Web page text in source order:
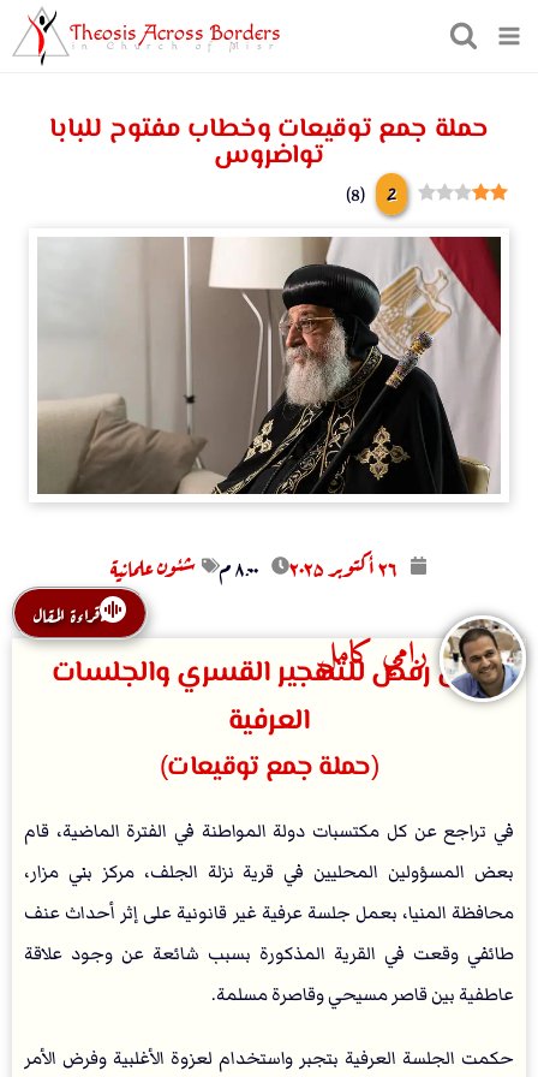
Theosis Across Borders
in Church of Misr
حملة جمع توقيعات وخطاب مفتوح للبابا
تواضروس
2
(
8
)
۲٦ أكتوبر ۲۰۲۵ ۸:۰۰ م شئون علمانية
قراءة المقال
رامي كامل
بيان رفض للتهجير القسري والجلسات
العرفية
(حملة جمع توقيعات)
في تراجع عن كل مكتسبات دولة المواطنة في الفترة الماضية، قام
بعض المسؤولين المحليين في قرية نزلة الجلف، مركز بني مزار،
محافظة المنيا، بعمل جلسة عرفية غير قانونية على إثر أحداث عنف
طائفي وقعت في القرية المذكورة بسبب شائعة عن وجود علاقة
عاطفية بين قاصر مسيحي وقاصرة مسلمة.
حكمت الجلسة العرفية بتجبر واستخدام لعزوة الأغلبية وفرض الأمر